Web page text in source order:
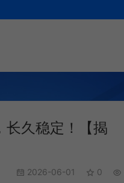
长久稳定！【揭
2026-06-01 0